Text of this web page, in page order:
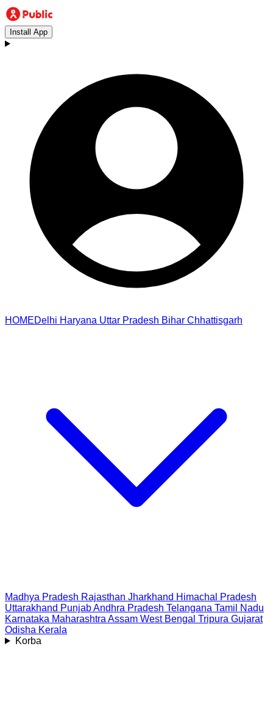
Install App
HOMEDelhi Haryana Uttar Pradesh Bihar Chhattisgarh
Madhya Pradesh Rajasthan Jharkhand Himachal Pradesh
Uttarakhand PunjabAndhra Pradesh Telangana Tamil Nadu
Karnataka Maharashtra Assam West Bengal Tripura Gujarat
Odisha Kerala
Korba